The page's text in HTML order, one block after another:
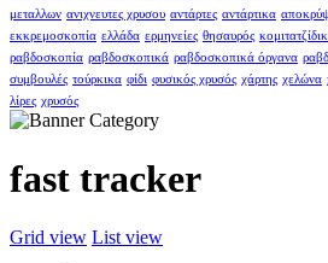
μεταλλων ανιχνευτες χρυσου αντάρτες αντάρτικα
εκκρεμοσκοπία ελλάδα ερμηνείες θησαυρός
ραβδοσκοπία ραβδοσκοπικά ραβδοσκοπικά όργανα
συμβουλές τούρκικα φίδι φυσικός χρυσός χάρτης χελώνα
λίρες χρυσός
fast tracker
Grid view List view